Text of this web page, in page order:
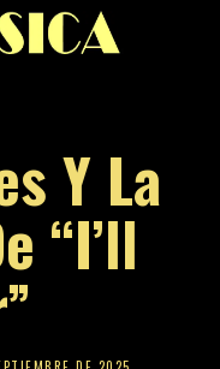
Y La
“I’ll